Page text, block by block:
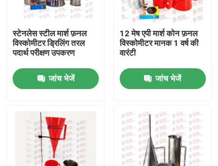
उत्पाद
स्टेनलेस स्टील मार्श फ़नल
विस्कोमीटर ड्रिलिंग तरल
पदार्थ परीक्षण उपकरण
जांच भेजें
12 मेष एपी मार्श कोन फ़नल
विस्कोमीटर मानक 1 वर्ष की
वारंटी
जांच भेजें